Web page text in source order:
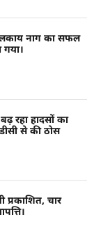
नाग का सफल
रहा हादसों का
से की ठोस
प्रकाशित, चार